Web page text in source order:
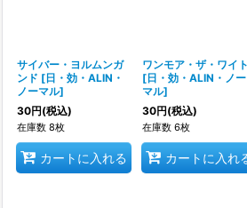
サイバー・ヨルムンガ
ンド [日・効・ALIN・
ノーマル]
30円(税込)
在庫数 8枚
カートに入れる
ワンモア・ザ・ワイト
[日・効・ALIN・ノー
マル]
30円(税込)
在庫数 6枚
カートに入れ